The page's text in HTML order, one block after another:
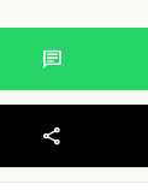
chat
share